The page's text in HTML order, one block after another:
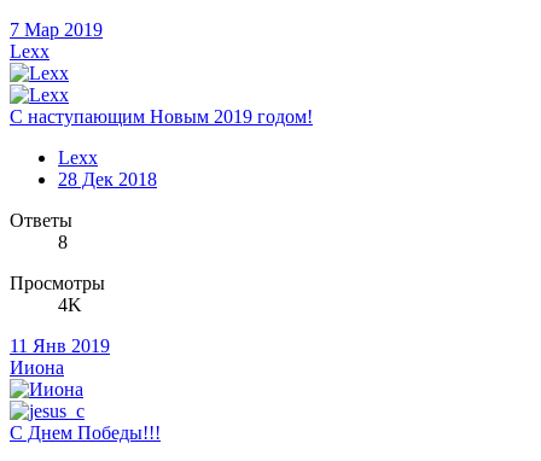
7 Мар 2019
Lexx
С наступающим Новым 2019 годом!
Lexx
28 Дек 2018
Ответы
8
Просмотры
4K
11 Янв 2019
Ииона
С Днем Победы!!!